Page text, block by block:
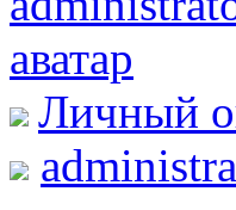
Личный